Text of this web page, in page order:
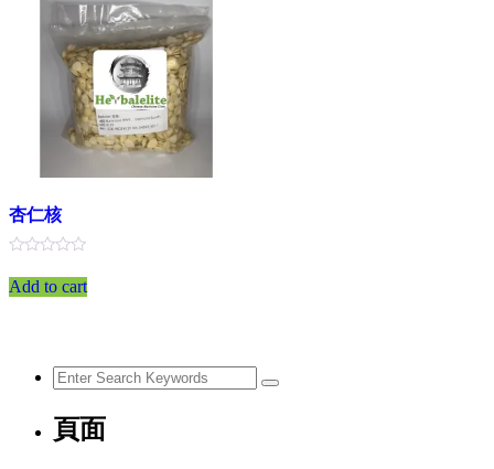
款
式。
可
在
產
品
頁
杏仁核
分
0
Add to cart
頁面